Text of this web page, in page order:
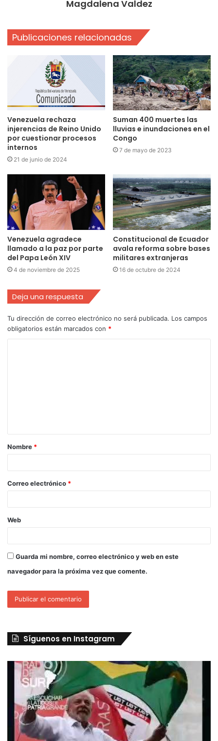
Magdalena Valdez
Publicaciones relacionadas
Venezuela rechaza
injerencias de Reino Unido
por cuestionar procesos
internos
21 de junio de 2024
Suman 400 muertes las
lluvias e inundaciones en el
Congo
7 de mayo de 2023
Venezuela agradece
llamado a la paz por parte
del Papa León XIV
4 de noviembre de 2025
Constitucional de Ecuador
avala reforma sobre bases
militares extranjeras
16 de octubre de 2024
Deja una respuesta
Tu dirección de correo electrónico no será publicada. Los campos
obligatorios están marcados con *
Nombre *
Correo electrónico *
Web
Guarda mi nombre, correo electrónico y web en este
navegador para la próxima vez que comente.
Síguenos en Instagram